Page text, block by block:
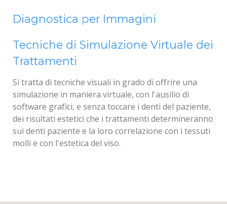
Diagnostica per Immagini
Tecniche di Simulazione Virtuale dei
Trattamenti
Si tratta di tecniche visuali in grado di offrire una
simulazione in maniera virtuale, con l'ausilio di
software grafici, e senza toccare i denti del paziente,
dei risultati estetici che i trattamenti determineranno
sui denti paziente e la loro correlazione con i tessuti
molli e con l'estetica del viso.